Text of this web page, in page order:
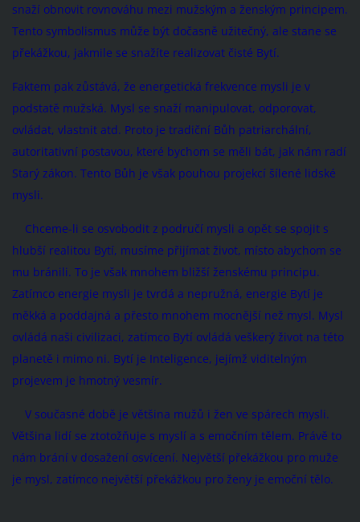
snaží obnovit rovnováhu mezi mužským a ženským principem.
Tento symbolismus může být dočasně užitečný, ale stane se
překážkou, jakmile se snažíte realizovat čisté Bytí.
Faktem pak zůstává, že energetická frekvence mysli je v
podstatě mužská. Mysl se snaží manipulovat, odporovat,
ovládat, vlastnit atd. Proto je tradiční Bůh patriarchální,
autoritativní postavou, které bychom se měli bát, jak nám radí
Starý zákon. Tento Bůh je však pouhou projekcí šílené lidské
mysli.
Chceme-li se osvobodit z područí mysli a opět se spojit s
hlubší realitou Bytí, musíme přijímat život, místo abychom se
mu bránili. To je však mnohem bližší ženskému principu.
Zatímco energie mysli je tvrdá a nepružná, energie Bytí je
měkká a poddajná a přesto mnohem mocnější než mysl. Mysl
ovládá naši civilizaci, zatímco Bytí ovládá veškerý život na této
planetě i mimo ni. Bytí je Inteligence, jejímž viditelným
projevem je hmotný vesmír.
V současné době je většina mužů i žen ve spárech mysli.
Většina lidí se ztotožňuje s myslí a s emočním tělem. Právě to
nám brání v dosažení osvícení. Největší překážkou pro muže
je mysl, zatímco největší překážkou pro ženy je emoční tělo.